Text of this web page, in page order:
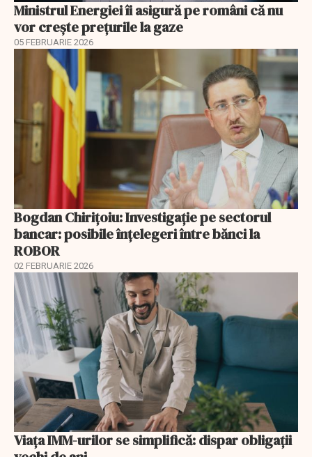
Ministrul Energiei îi asigură pe români că nu
vor creşte preţurile la gaze
05 FEBRUARIE 2026
Bogdan Chirițoiu: Investigație pe sectorul
bancar: posibile înțelegeri între bănci la
ROBOR
02 FEBRUARIE 2026
Viața IMM-urilor se simplifică: dispar obligații